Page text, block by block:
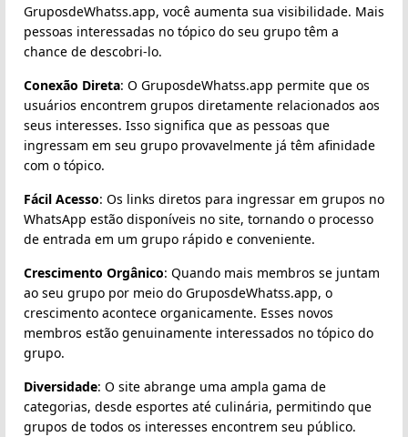
GruposdeWhatss.app, você aumenta sua visibilidade. Mais
pessoas interessadas no tópico do seu grupo têm a
chance de descobri-lo.
Conexão Direta: O GruposdeWhatss.app permite que os
usuários encontrem grupos diretamente relacionados aos
seus interesses. Isso significa que as pessoas que
ingressam em seu grupo provavelmente já têm afinidade
com o tópico.
Fácil Acesso: Os links diretos para ingressar em grupos no
WhatsApp estão disponíveis no site, tornando o processo
de entrada em um grupo rápido e conveniente.
Crescimento Orgânico: Quando mais membros se juntam
ao seu grupo por meio do GruposdeWhatss.app, o
crescimento acontece organicamente. Esses novos
membros estão genuinamente interessados no tópico do
grupo.
Diversidade: O site abrange uma ampla gama de
categorias, desde esportes até culinária, permitindo que
grupos de todos os interesses encontrem seu público.